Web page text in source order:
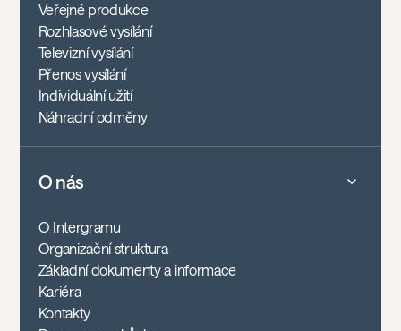
Veřejné produkce
Rozhlasové vysílání
Televizní vysílání
Přenos vysílání
Individuální užití
Náhradní odměny
O nás
O Intergramu
Organizační struktura
Základní dokumenty a informace
Kariéra
Kontakty